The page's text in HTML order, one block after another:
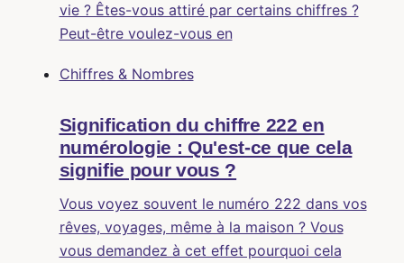
vie ? Êtes-vous attiré par certains chiffres ?
Peut-être voulez-vous en
Chiffres & Nombres
Signification du chiffre 222 en
numérologie : Qu'est-ce que cela
signifie pour vous ?
Vous voyez souvent le numéro 222 dans vos
rêves, voyages, même à la maison ? Vous
vous demandez à cet effet pourquoi cela